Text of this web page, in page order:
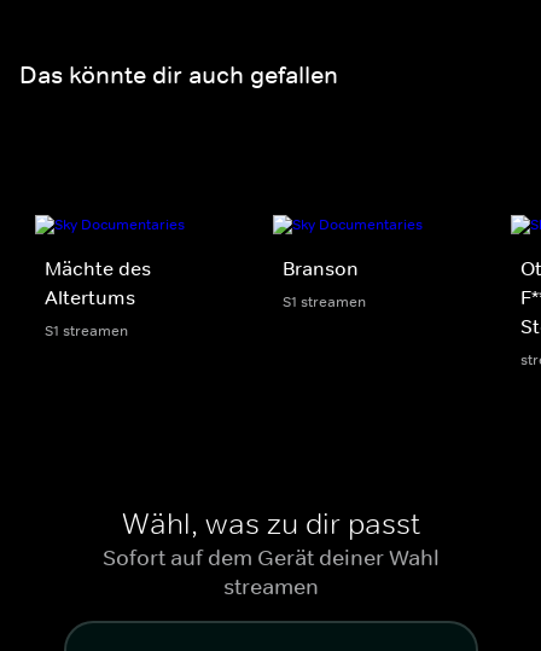
Das könnte dir auch gefallen
Mächte des
Altertums
S1 streamen
Branson
S1 streamen
Wähl, was zu dir passt
Sofort auf dem Gerät deiner Wahl
streamen